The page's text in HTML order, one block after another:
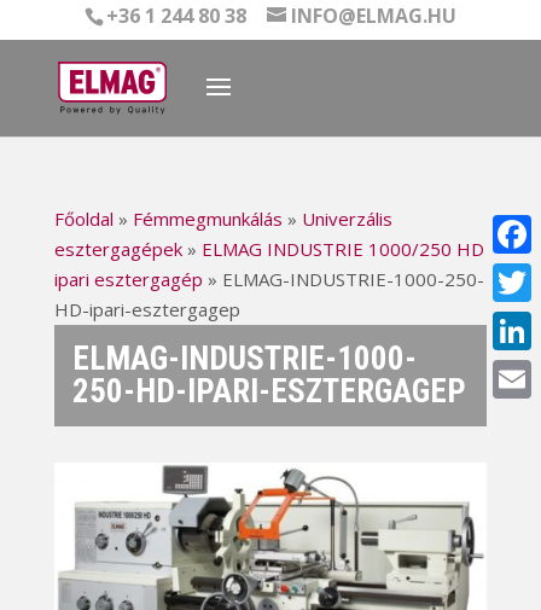
+36 1 244 80 38 INFO@ELMAG.HU
Főoldal » Fémmegmunkálás » Univerzális
esztergagépek» ELMAG INDUSTRIE 1000/250 HD
ipari esztergagép » ELMAG-INDUSTRIE-1000-250-
HD-ipari-esztergagep
ELMAG-INDUSTRIE-1000-
250-HD-IPARI-ESZTERGAGEP